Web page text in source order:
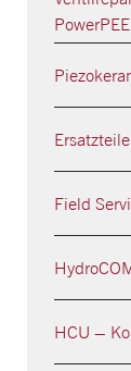
Ersatzteile
Field
HCU –